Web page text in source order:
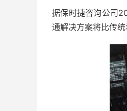
据保时捷咨询公司
通解决方案将比传